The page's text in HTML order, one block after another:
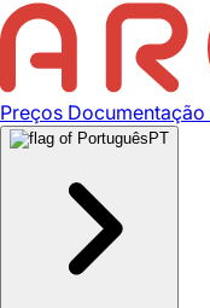
Preços Documentação
PT